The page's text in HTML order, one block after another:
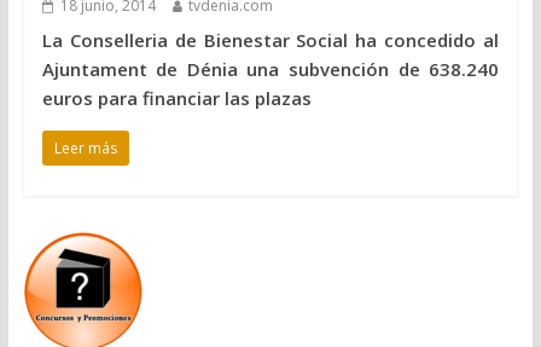
18 junio, 2014 tvdenia.com
La Conselleria de Bienestar Social ha concedido al
Ajuntament de Dénia una subvención de 638.240
euros para financiar las plazas
Leer más